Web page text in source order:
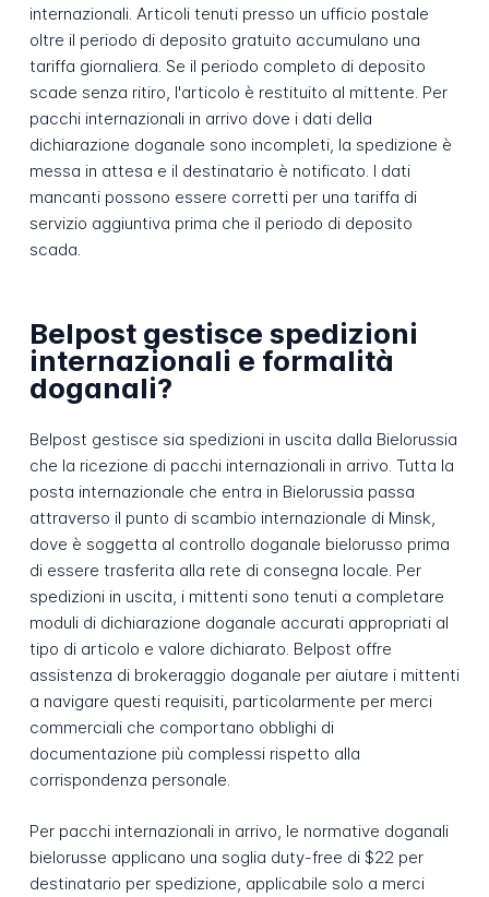
internazionali. Articoli tenuti presso un ufficio postale
oltre il periodo di deposito gratuito accumulano una
tariffa giornaliera. Se il periodo completo di deposito
scade senza ritiro, l'articolo è restituito al mittente. Per
pacchi internazionali in arrivo dove i dati della
dichiarazione doganale sono incompleti, la spedizione è
messa in attesa e il destinatario è notificato. I dati
mancanti possono essere corretti per una tariffa di
servizio aggiuntiva prima che il periodo di deposito
scada.
Belpost gestisce spedizioni
internazionali e formalità
doganali?
Belpost gestisce sia spedizioni in uscita dalla Bielorussia
che la ricezione di pacchi internazionali in arrivo. Tutta la
posta internazionale che entra in Bielorussia passa
attraverso il punto di scambio internazionale di Minsk,
dove è soggetta al controllo doganale bielorusso prima
di essere trasferita alla rete di consegna locale. Per
spedizioni in uscita, i mittenti sono tenuti a completare
moduli di dichiarazione doganale accurati appropriati al
tipo di articolo e valore dichiarato. Belpost offre
assistenza di brokeraggio doganale per aiutare i mittenti
a navigare questi requisiti, particolarmente per merci
commerciali che comportano obblighi di
documentazione più complessi rispetto alla
corrispondenza personale.
Per pacchi internazionali in arrivo, le normative doganali
bielorusse applicano una soglia duty-free di $22 per
destinatario per spedizione, applicabile solo a merci